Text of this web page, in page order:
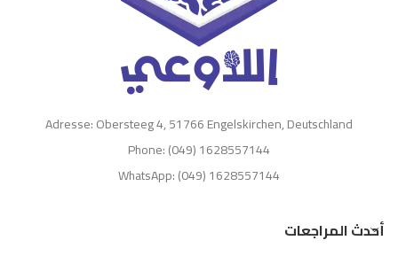
Adresse: Obersteeg 4, 51766 Engelskirchen, Deutschland
Phone: (049) 1628557144
WhatsApp: (049) 1628557144
أحدث المراجعات